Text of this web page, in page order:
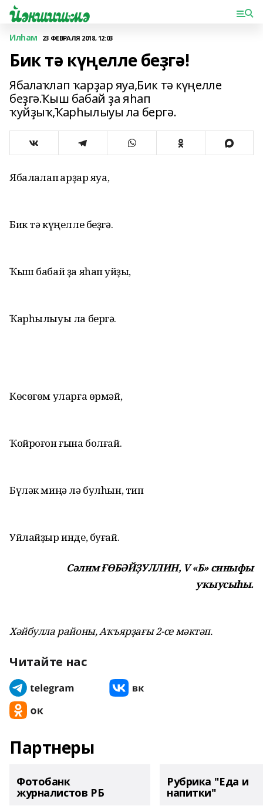
Илһам 23 ФЕВРАЛЯ 2018, 12:03
Бик тә күңелле беҙгә!
Ябалаҡлап ҡарҙар яуа,Бик тә күңелле
беҙгә.Ҡыш бабай ҙа яһап
ҡуйҙыҡ,Ҡарһылыуы ла бергә.
Ябалаҡлап ҡарҙар яуа,
Бик тә күңелле беҙгә.
Ҡыш бабай ҙа яһап ҡуйҙыҡ,
Ҡарһылыуы ла бергә.
Көсөгөм уларға өрмәй,
Ҡойроғон ғына болғай.
Бүләк миңә лә булһын, тип
Уйлайҙыр инде, буғай.
Сәлим ҒӨБӘЙҘУЛЛИН, V «Б» синыфы
уҡыусыһы.
Хәйбулла районы, Аҡъярҙағы 2-се мәктәп.
Читайте нас
Партнеры
Фотобанк
журналистов РБ
Рубрика "Еда и
напитки"